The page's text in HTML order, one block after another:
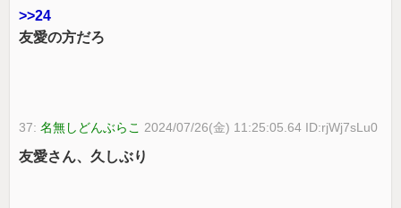
>>24
友愛の方だろ
37:名無しどんぶらこ 2024/07/26(金) 11:25:05.64 ID:rjWj7sLu0
友愛さん、久しぶり